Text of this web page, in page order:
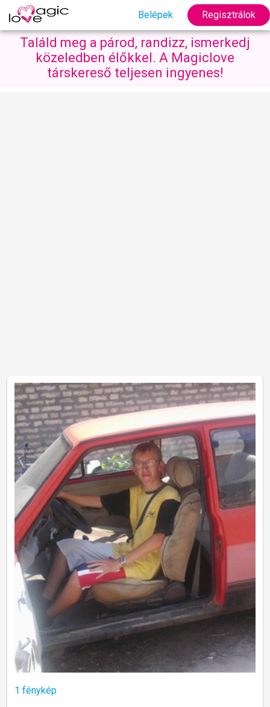
Belépek Regisztrálok
Találd meg a párod, randizz, ismerkedj
közeledben élőkkel. A Magiclove
társkereső teljesen ingyenes!
1 fénykép